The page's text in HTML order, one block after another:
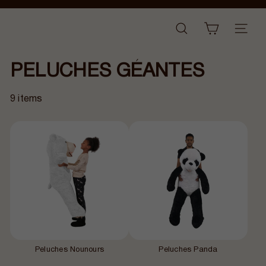
Passer
a
a
RECHERCHER
PELUCHES GÉANTES
9 items
Peluches Nounours Peluches Panda